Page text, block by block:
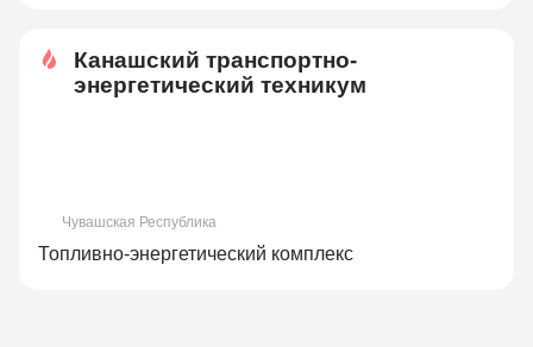
Канашский транспортно-
энергетический техникум
Чувашская Республика
Топливно-энергетический комплекс